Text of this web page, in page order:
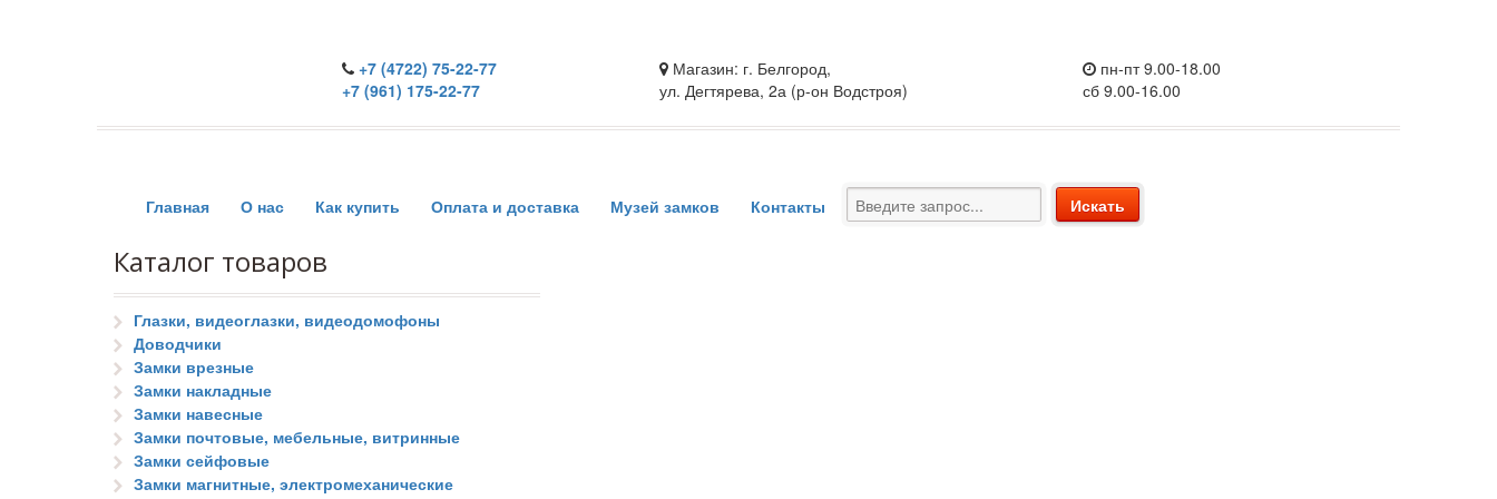
+7 (4722) 75-22-77
+7 (961) 175-22-77
Магазин: г. Белгород,
ул. Дегтярева, 2а (р-он Водстроя)
пн-пт 9.00-18.00
сб 9.00-16.00
Главная О нас Как купить Оплата и доставка Музей замков Контакты
Каталог товаров
Глазки, видеоглазки, видеодомофоны
Доводчики
Замки врезные
Замки накладные
Замки навесные
Замки почтовые, мебельные, витринные
Замки сейфовые
Замки магнитные, электромеханические